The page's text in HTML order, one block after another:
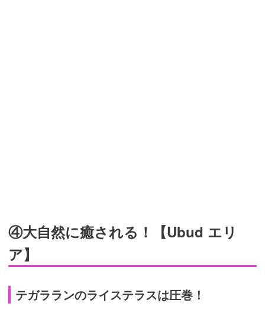
④大自然に癒される！【Ubud エリ
ア】
テガラランのライステラスは圧巻！